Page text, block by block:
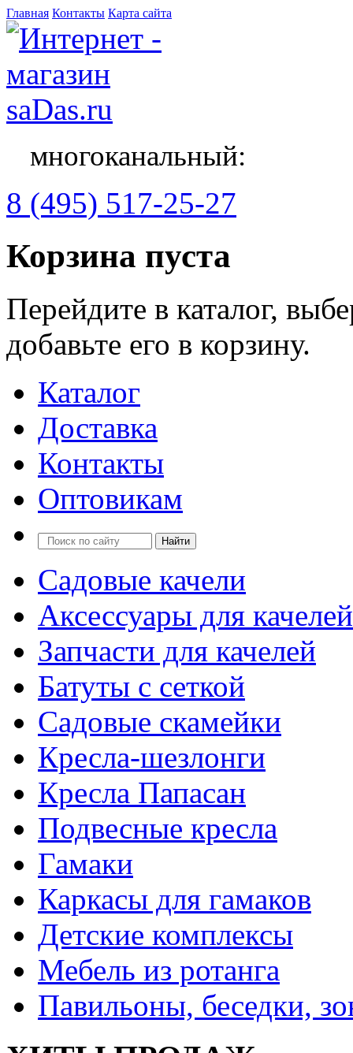
Главная Контакты Карта сайта
многоканальный:
8 (495) 517-25-27
Корзина пуста
Перейдите в каталог,
добавьте его в корзину.
Каталог
Доставка
Контакты
Оптовикам
Садовые качели
Аксессуары для качелей
Запчасти для качелей
Батуты с сеткой
Садовые скамейки
Кресла-шезлонги
Кресла Папасан
Подвесные кресла
Гамаки
Каркасы для гамаков
Детские комплексы
Мебель из ротанга
Павильоны, беседки,